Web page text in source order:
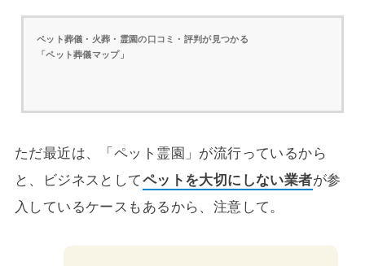
ペット葬儀・火葬・霊園の口コミ・評判が見つかる
「ペット葬儀マップ」
ただ最近は、「ペット霊園」が流行っているから
と、ビジネスとしてペットを大切にしない業者が参
入しているケースもあるから、注意して。